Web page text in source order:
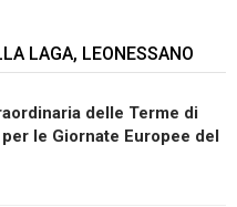
LAGA, LEONESSANO
delle Terme di
le Giornate Europee del